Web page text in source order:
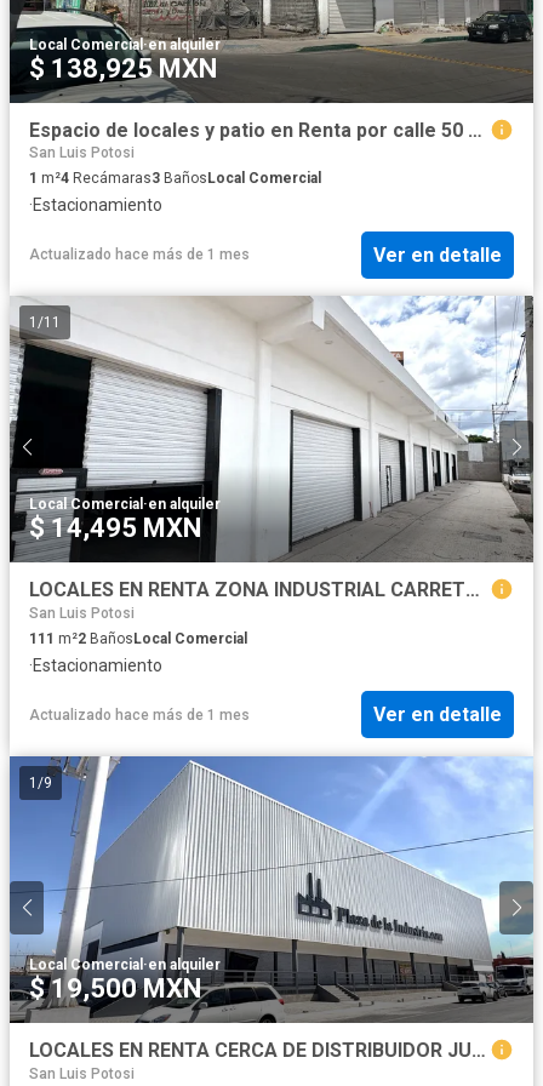
Local Comercial·en alquiler
$ 138,925 MXN
Espacio de locales y patio en Renta por calle 50 en Prados San Vicente
San Luis Potosi
1 m²4 Recámaras3 Baños Local Comercial
·Estacionamiento
Actualizado hace más de 1 mes Ver en detalle
1 /11
Local Comercial ·en alquiler
$ 14,495 MXN
LOCALES EN RENTA ZONA INDUSTRIAL CARRETERA 57
San Luis Potosi
111 m²2 Baños Local Comercial
·Estacionamiento
Actualizado hace más de 1 mes Ver en detalle
1 /9
Local Comercial ·en alquiler
$ 19,500 MXN
LOCALES EN RENTA CERCA DE DISTRIBUIDOR JUÁREZ
San Luis Potosi